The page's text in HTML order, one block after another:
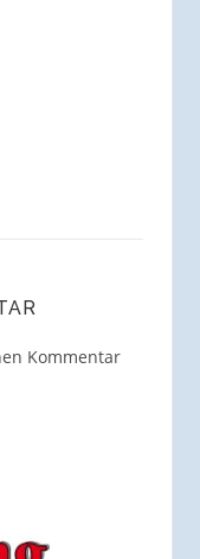
Kommentar